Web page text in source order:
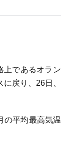
上であるオラ
に戻り、26日
の平均最高気